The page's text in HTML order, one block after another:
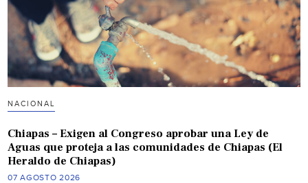
NACIONAL
Chiapas – Exigen al Congreso aprobar una Ley de
Aguas que proteja a las comunidades de Chiapas (El
Heraldo de Chiapas)
07 AGOSTO 2026